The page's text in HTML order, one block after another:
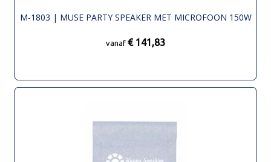
M-1803 | MUSE PARTY SPEAKER MET MICROFOON 150W
vanaf € 141,83